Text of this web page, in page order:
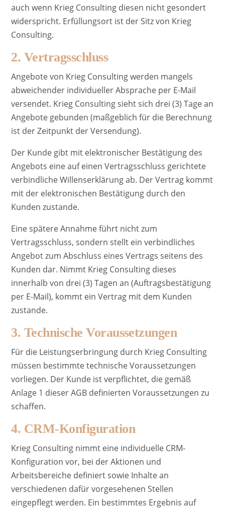
auch wenn Krieg Consulting diesen nicht gesondert
widerspricht. Erfüllungsort ist der Sitz von Krieg
Consulting.
2. Vertragsschluss
Angebote von Krieg Consulting werden mangels
abweichender individueller Absprache per E-Mail
versendet. Krieg Consulting sieht sich drei (3) Tage an
Angebote gebunden (maßgeblich für die Berechnung
ist der Zeitpunkt der Versendung).
Der Kunde gibt mit elektronischer Bestätigung des
Angebots eine auf einen Vertragsschluss gerichtete
verbindliche Willenserklärung ab. Der Vertrag kommt
mit der elektronischen Bestätigung durch den
Kunden zustande.
Eine spätere Annahme führt nicht zum
Vertragsschluss, sondern stellt ein verbindliches
Angebot zum Abschluss eines Vertrags seitens des
Kunden dar. Nimmt Krieg Consulting dieses
innerhalb von drei (3) Tagen an (Auftragsbestätigung
per E-Mail), kommt ein Vertrag mit dem Kunden
zustande.
3. Technische Voraussetzungen
Für die Leistungserbringung durch Krieg Consulting
müssen bestimmte technische Voraussetzungen
vorliegen. Der Kunde ist verpflichtet, die gemäß
Anlage 1 dieser AGB definierten Voraussetzungen zu
schaffen.
4. CRM-Konfiguration
Krieg Consulting nimmt eine individuelle CRM-
Konfiguration vor, bei der Aktionen und
Arbeitsbereiche definiert sowie Inhalte an
verschiedenen dafür vorgesehenen Stellen
eingepflegt werden. Ein bestimmtes Ergebnis auf